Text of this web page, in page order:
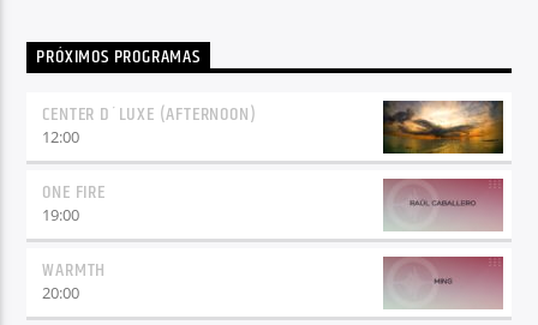
PRÓXIMOS PROGRAMAS
CENTER D´LUXE (AFTERNOON)
12:00
ONE FIRE
19:00
WARMTH
20:00